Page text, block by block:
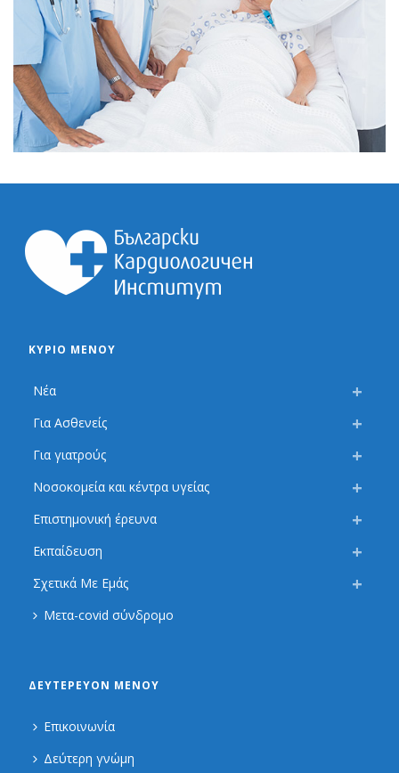
ΚΎΡΙΟ ΜΕΝΟΎ
Νέα
Για Ασθενείς
Για γιατρούς
Νοσοκομεία και κέντρα υγείας
Επιστημονική έρευνα
Εκπαίδευση
Σχετικά Με Εμάς
Μετα-covid σύνδρομο
ΔΕΥΤΕΡΕΎΟΝ ΜΕΝΟΎ
Επικοινωνία
Δεύτερη γνώμη